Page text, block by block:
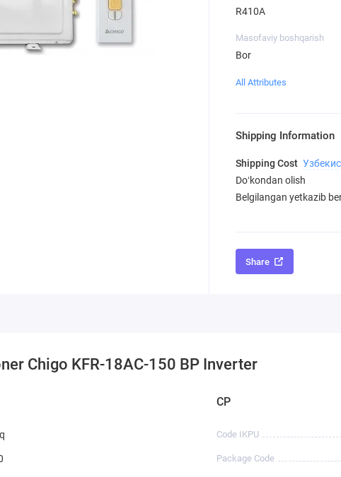
R410A
Masofaviy boshqarish
Bor
All Attributes
Shipping Information
Shipping Cost
Doʻkondan olish
Belgilangan yetkazib
Share
Chigo KFR-18AC-150 BP Inverter
CP
Code IKPU
Package Code